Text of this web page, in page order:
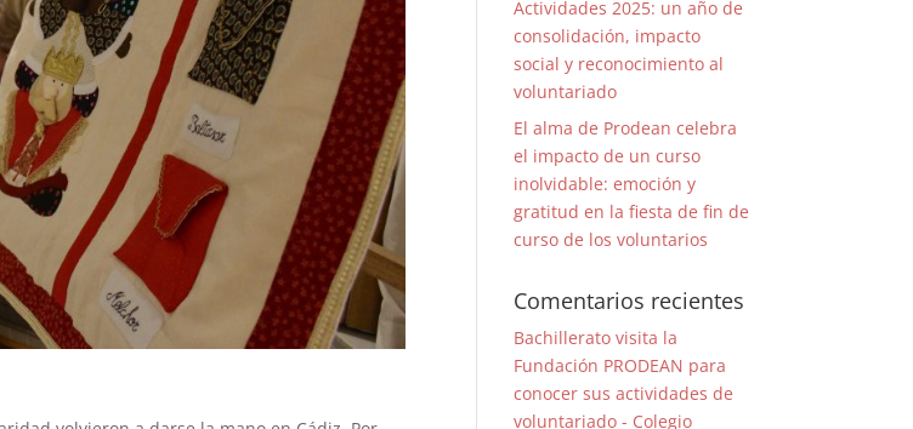
Actividades 2025: un año de
consolidación, impacto
social y reconocimiento al
voluntariado
El alma de Prodean celebra
el impacto de un curso
inolvidable: emoción y
gratitud en la fiesta de fin de
curso de los voluntarios
Comentarios recientes
Bachillerato visita la
Fundación PRODEAN para
conocer sus actividades de
voluntariado - Colegio